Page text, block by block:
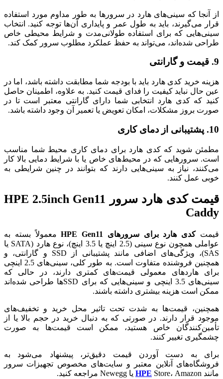
از آنجا که سینی‌های هارد در سرورها به طور مداوم مورد استفاده
قرار می‌گیرند، باید به طول عمر و پایداری آن‌ها توجه کنید. انتخاب
سینی‌هایی که برای استفاده طولانی‌مدت و شرایط محیطی خاص
طراحی شده‌اند، می‌تواند به حفظ عملکرد مطلوب سرور کمک کند.
9. قیمت و گارانتی
هزینه خرید کدی هارد باید با بودجه شما مطابقت داشته باشد، اما در
عین حال نباید کیفیت را فدای قیمت کنید. به علاوه، اطمینان حاصل
کنید که کدی هارد انتخابی شما دارای گارانتی معتبر است تا در
صورت بروز مشکلات، امکان تعویض یا تعمیر آن وجود داشته باشد.
10. پشتیبانی از دمای کاری
مطمئن شوید که کدی هارد برای دمای کاری محیط شما مناسب
است. سرورهایی که در محیط‌های خاص یا با شرایط دمایی بالا کار
می‌کنند، نیاز به سینی‌هایی دارند که بتوانند در چنین شرایطی به
خوبی عمل کنند.
قیمت کدی هارد سرور HPE 2.5inch Gen11
Caddy
قیمتکدی هارد برای سرورهای HPE Gen11
معمولاً بسته به
عواملی همچون نوع سینی (2.5 اینچ یا 3.5 اینچ)، نوع هارد (SATA یا
SAS)، ویژگی‌های اضافی مانند پشتیبانی از SSD و گارانتی، و
همچنین فروشنده متفاوت است. به طور کلی، سینی‌های 2.5 اینچی
برای هاردهای معمولی قیمت‌های کمتری دارند، در حالی که
سینی‌های 3.5 اینچی و سینی‌هایی که برای SSD‌ها طراحی شده‌اند
ممکن است هزینه بیشتری داشته باشند.
همچنین، قیمت‌ها به شدت تحت تاثیر محل خرید و تخفیف‌های
موجود قرار دارند. در صورتی که به دنبال خرید در حجم بالا یا از
تأمین‌کنندگان خاص هستید، ممکن است قیمت‌ها به صورت
چشمگیری تغییر کنند.
برای به دست آوردن قیمت دقیق‌تر، پیشنهاد می‌شود به
فروشگاه‌های آنلاین معتبر و سایت‌های مخصوص تجهیزات سرور
مانند
HPE Store، Amazon یا Newegg مراجعه کنید.